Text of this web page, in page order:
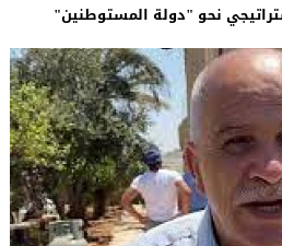
نحو "دولة المستوطنين"